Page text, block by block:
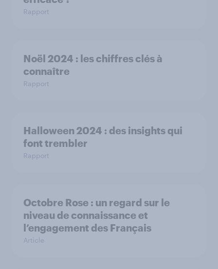
Rapport
Noël 2024 : les chiffres clés à
connaître
Rapport
Halloween 2024 : des insights qui
font trembler
Rapport
Octobre Rose : un regard sur le
niveau de connaissance et
l’engagement des Français
Article